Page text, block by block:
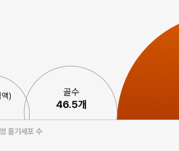
) 골수
46.5개
줄기세포 수